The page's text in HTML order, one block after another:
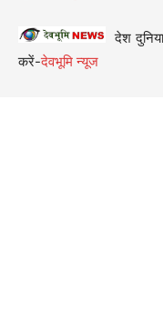
देश
करें-देवभूमि न्यूज